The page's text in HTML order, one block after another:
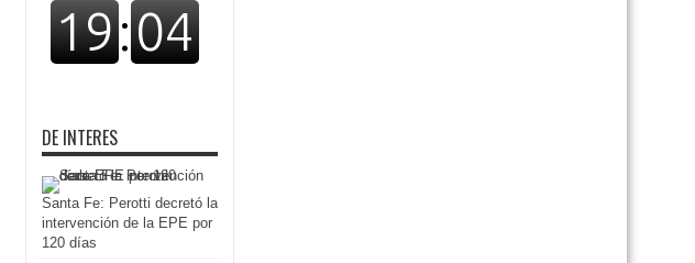
DE INTERES
Santa Fe: Perotti decretó la
intervención de la EPE por
120 días